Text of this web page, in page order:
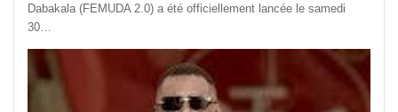
Dabakala (FEMUDA 2.0) a été officiellement lancée le samedi
30…